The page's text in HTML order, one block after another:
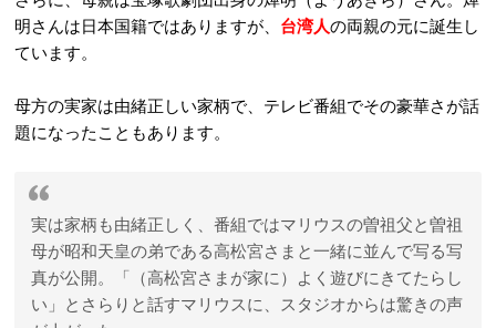
明さんは日本国籍ではありますが、 台湾人の両親の元に誕生し
ています。
母方の実家は由緒正しい家柄で、テレビ番組でその豪華さが話
題になったこともあります。
実は家柄も由緒正しく、番組ではマリウスの曽祖父と曽祖
母が昭和天皇の弟である高松宮さまと一緒に並んで写る写
真が公開。「（高松宮さまが家に）よく遊びにきてたらし
い」とさらりと話すマリウスに、スタジオからは驚きの声